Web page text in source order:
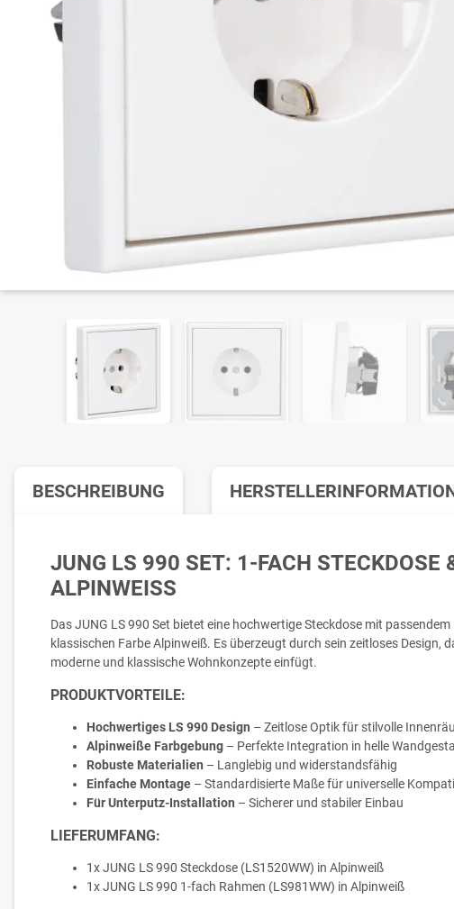
BESCHREIBUNG
JUNG LS 990 SET: 1-FACH STECKDOSE
ALPINWEISS
Das JUNG LS 990 Set bietet eine hochwertige Steckdose mit
klassischen Farbe Alpinweiß. Es überzeugt durch sein zeitloses Design,
moderne und klassische Wohnkonzepte einfügt.
PRODUKTVORTEILE:
Hochwertiges LS 990 Design – Zeitlose Optik für stilvolle
Alpinweiße Farbgebung – Perfekte Integration in helle
Robuste Materialien – Langlebig und widerstandsfähig
Einfache Montage – Standardisierte Maße für universelle
Für Unterputz-Installation – Sicherer und stabiler Einbau
LIEFERUMFANG:
1x JUNG LS 990 Steckdose (LS1520WW) in Alpinweiß
1x JUNG LS 990 1-fach Rahmen (LS981WW) in Alpinweiß